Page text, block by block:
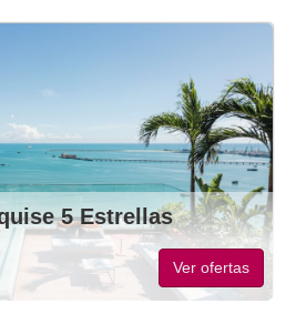
5 Estrellas
Ver ofertas